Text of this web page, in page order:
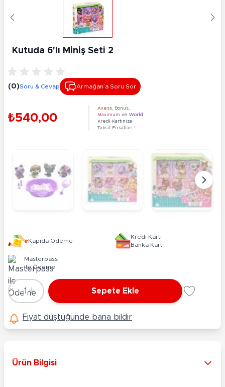
Kutuda 6'lı Miniş Seti 2
(0)Soru & Cevap Armağan’a Soru Sor
₺540,00
Axess Bonus
Maximum ve World
Kredi Kartınıza
Taksit Fırsatları !
Kapıda Ödeme
Kredi Kartı
Banka Kartı
Masterpass
ile Ödeme
Adet
-1 + Sepete Ekle
Fiyat düştüğünde bana bildir
Ürün Bilgisi